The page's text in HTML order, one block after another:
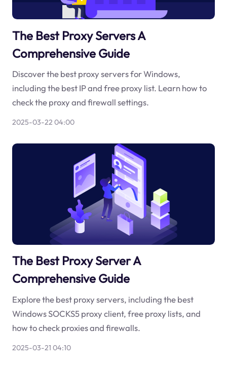
The Best Proxy Servers A
Comprehensive Guide
Discover the best proxy servers for Windows,
including the best IP and free proxy list. Learn how to
check the proxy and firewall settings.
2025-03-22 04:00
The Best Proxy Server A
Comprehensive Guide
Explore the best proxy servers, including the best
Windows SOCKS5 proxy client, free proxy lists, and
how to check proxies and firewalls.
2025-03-21 04:10